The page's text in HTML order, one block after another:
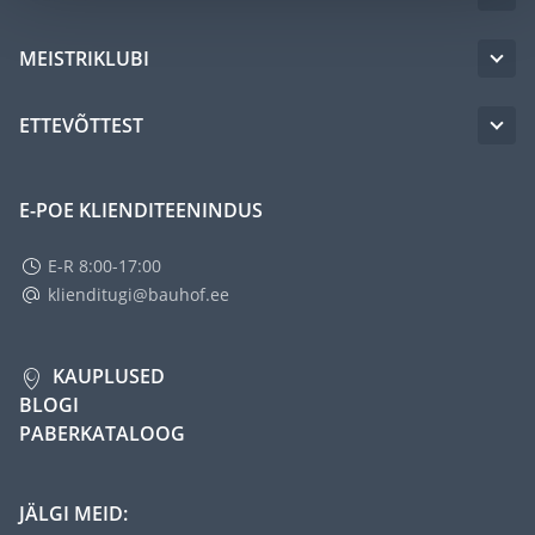
MEISTRIKLUBI
ETTEVÕTTEST
E-POE KLIENDITEENINDUS
E-R 8:00-17:00
klienditugi@bauhof.ee
KAUPLUSED
BLOGI
PABERKATALOOG
JÄLGI MEID: